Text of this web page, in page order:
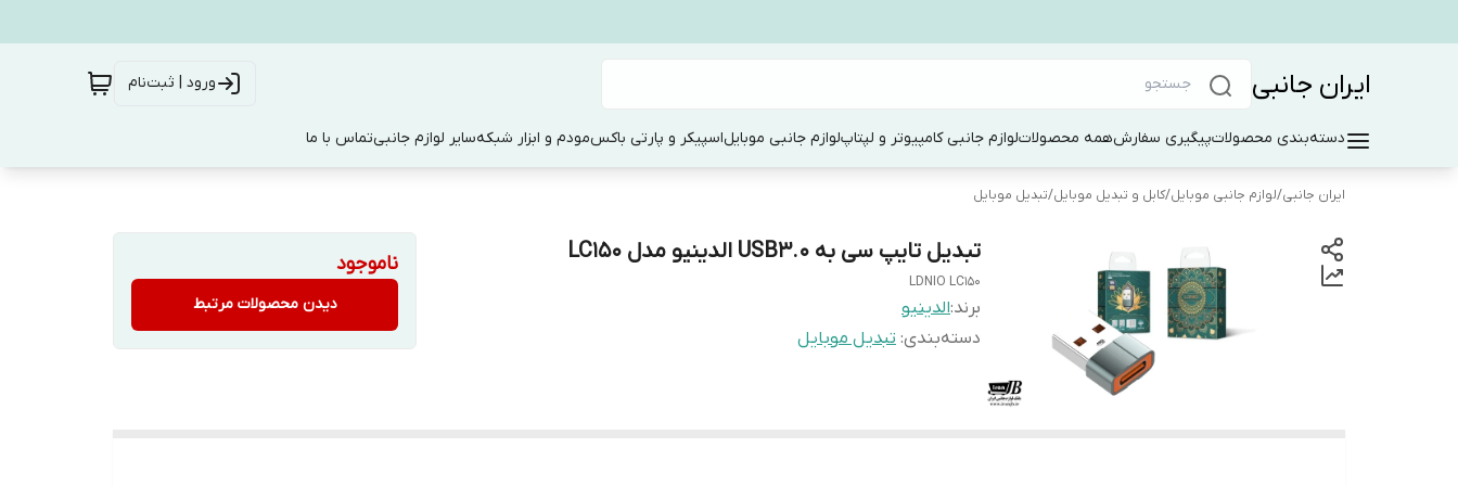
ایران جانبی ورود | ثبت‌نام
دسته‌بندی محصولاتپیگیری سفارشهمه محصولاتلوازم جانبی کامپیوتر و لپتاپلوازم جانبی موبایلاسپیکر و پارتی باکسمودم و ابزار شبکهسایر لوازم جانبیتماس با ما
ایران جانبی/لوازم جانبی موبایل/کابل و تبدیل موبایل/تبدیل موبایل
تبدیل تایپ سی به USB3.0 الدینیو مدل LC150
LDNIO LC150
برند:الدینیو
دسته‌بندی: تبدیل موبایل
ناموجود
دیدن محصولات مرتبط